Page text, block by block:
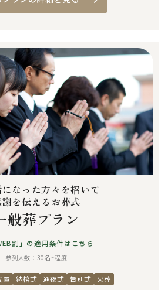
なった方々を招いて
を伝えるお葬式
般葬プラン
割」の適用条件はこちら
参列人数：30名~程度
置 納棺式 通夜式 告別式 火葬